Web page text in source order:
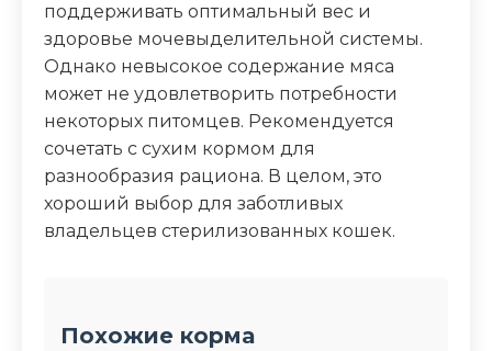
поддерживать оптимальный вес и
здоровье мочевыделительной системы.
Однако невысокое содержание мяса
может не удовлетворить потребности
некоторых питомцев. Рекомендуется
сочетать с сухим кормом для
разнообразия рациона. В целом, это
хороший выбор для заботливых
владельцев стерилизованных кошек.
Похожие корма